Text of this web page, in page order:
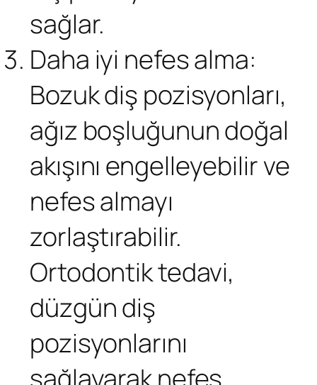
sağlar.
Daha iyi nefes alma:
Bozuk diş pozisyonları,
ağız boşluğunun doğal
akışını engelleyebilir ve
nefes almayı
zorlaştırabilir.
Ortodontik tedavi,
düzgün diş
pozisyonlarını